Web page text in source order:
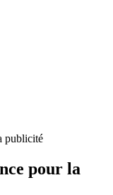
publicité
pour la